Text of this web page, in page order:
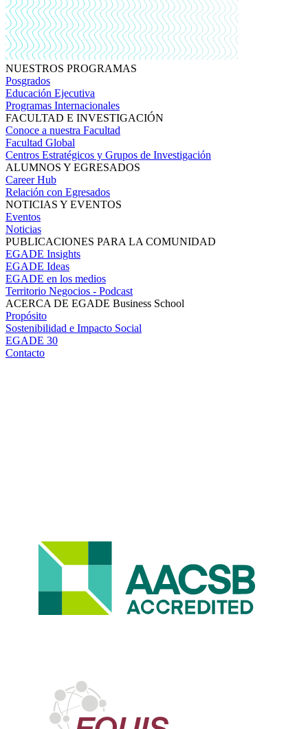
NUESTROS PROGRAMAS
Posgrados
Educación Ejecutiva
Programas Internacionales
FACULTAD E INVESTIGACIÓN
Conoce a nuestra Facultad
Facultad Global
Centros Estratégicos y Grupos de Investigación
ALUMNOS Y EGRESADOS
Career Hub
Relación con Egresados
NOTICIAS Y EVENTOS
Eventos
Noticias
PUBLICACIONES PARA LA COMUNIDAD
EGADE Insights
EGADE Ideas
EGADE en los medios
Territorio Negocios - Podcast
ACERCA DE EGADE Business School
Propósito
Sostenibilidad e Impacto Social
EGADE 30
Contacto